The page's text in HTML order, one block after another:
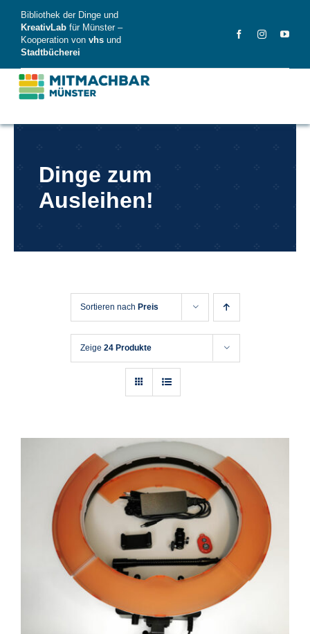
content
Bibliothek der Dinge und
KreativLab für Münster –
Kooperation von vhs und
Stadtbücherei
DingeDinge zum
Ausleihen!
Sortieren nach Preis
Zeige 24 Produkte